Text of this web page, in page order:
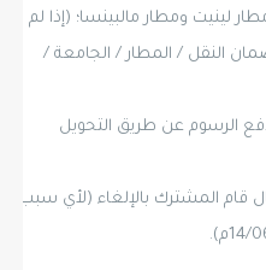
مِن وإلى مطار لينيت ومطار مالبينسا؛ (إذا لم
النقل / المطار / الجامعة /
الرسوم عن طريق التحويل
المشترك بالإلغاء (لأي سبب